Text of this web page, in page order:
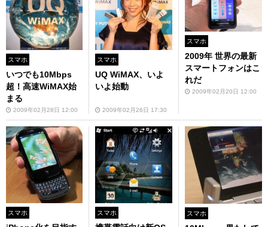
スマホ
いつでも10Mbps
超！高速WiMAX始
まる
2009年02月28日 12:00
スマホ
UQ WiMAX、いよ
いよ始動
2009年02月26日 17:30
スマホ
2009年 世界の最新
スマートフォンはこ
れだ
2009年02月20日 12:00
スマホ スマホ スマホ